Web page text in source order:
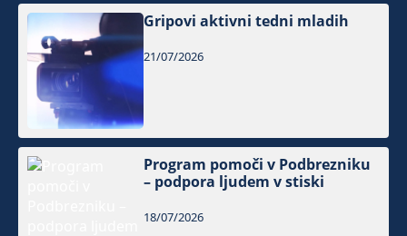
Gripovi aktivni tedni mladih
21/07/2026
Program pomoči v Podbrezniku
– podpora ljudem v stiski
18/07/2026